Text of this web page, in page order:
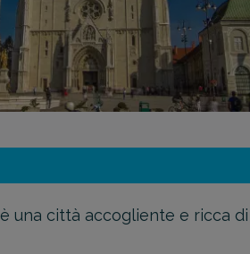
è una città accogliente e ricca